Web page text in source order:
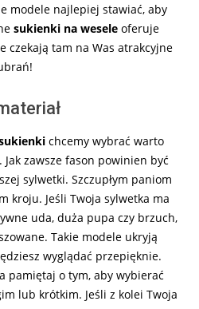
modele najlepiej stawiać, aby
sukienki na wesele oferuje
czekają tam na Was atrakcyjne
chcemy wybrać warto
zawsze fason powinien być
sylwetki. Szczupłym paniom
kroju. Jeśli Twoja sylwetka ma
uda, duża pupa czy brzuch,
Takie modele ukryją
wyglądać przepięknie.
pamiętaj o tym, aby wybierać
lub krótkim. Jeśli z kolei Twoja